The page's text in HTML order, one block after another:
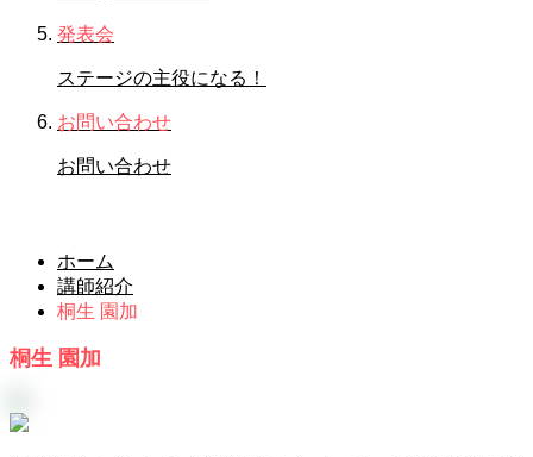
発表会
ステージの主役になる！
お問い合わせ
お問い合わせ
ホーム
講師紹介
桐生 園加
桐生 園加